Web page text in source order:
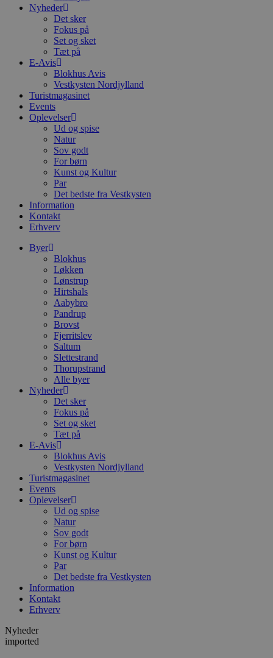
Nyheder
Det sker
Fokus på
Set og sket
Tæt på
E-Avis
Blokhus Avis
Vestkysten Nordjylland
Turistmagasinet
Events
Oplevelser
Ud og spise
Natur
Sov godt
For børn
Kunst og Kultur
Par
Det bedste fra Vestkysten
Information
Kontakt
Erhverv
Byer
Blokhus
Løkken
Lønstrup
Hirtshals
Aabybro
Pandrup
Brovst
Fjerritslev
Saltum
Slettestrand
Thorupstrand
Alle byer
Nyheder
Det sker
Fokus på
Set og sket
Tæt på
E-Avis
Blokhus Avis
Vestkysten Nordjylland
Turistmagasinet
Events
Oplevelser
Ud og spise
Natur
Sov godt
For børn
Kunst og Kultur
Par
Det bedste fra Vestkysten
Information
Kontakt
Erhverv
Nyheder
imported